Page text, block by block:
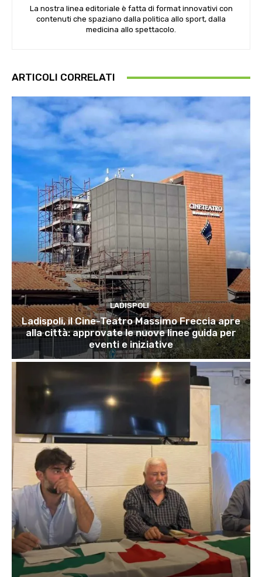
La nostra linea editoriale è fatta di format innovativi con
contenuti che spaziano dalla politica allo sport, dalla
medicina allo spettacolo.
ARTICOLI CORRELATI
LADISPOLI
Ladispoli, il Cine-Teatro Massimo Freccia apre
alla città: approvate le nuove linee guida per
eventi e iniziative